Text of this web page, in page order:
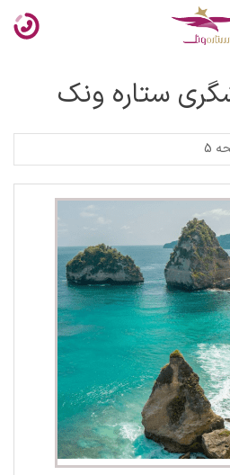
ستاره ونک
5